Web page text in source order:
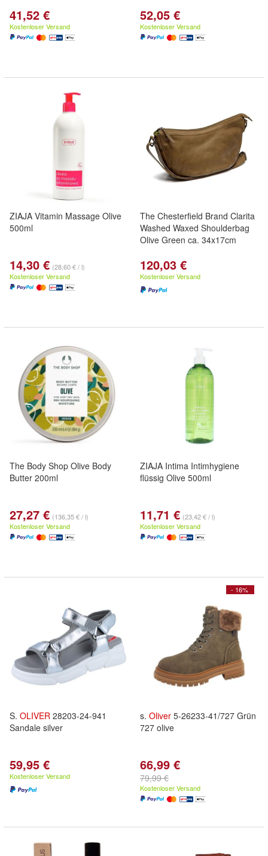
41,52 €
Kostenloser Versand
52,05 €
Kostenloser Versand
ZIAJA Vitamin Massage Olive
500ml
14,30 € (28,60 € / l)
Kostenloser Versand
The Chesterfield Brand Clarita
Washed Waxed Shoulderbag
Olive Green ca. 34x17cm
120,03 €
Kostenloser Versand
The Body Shop Olive Body
Butter 200ml
27,27 € (136,35 € / l)
Kostenloser Versand
ZIAJA Intima Intimhygiene
flüssig Olive 500ml
11,71 € (23,42 € / l)
Kostenloser Versand
S. OLIVER 28203-24-941
Sandale silver
59,95 €
Kostenloser Versand
- 16%
s. Oliver 5-26233-41/727 Grün
727 olive
66,99 €
79,99 €
Kostenloser Versand